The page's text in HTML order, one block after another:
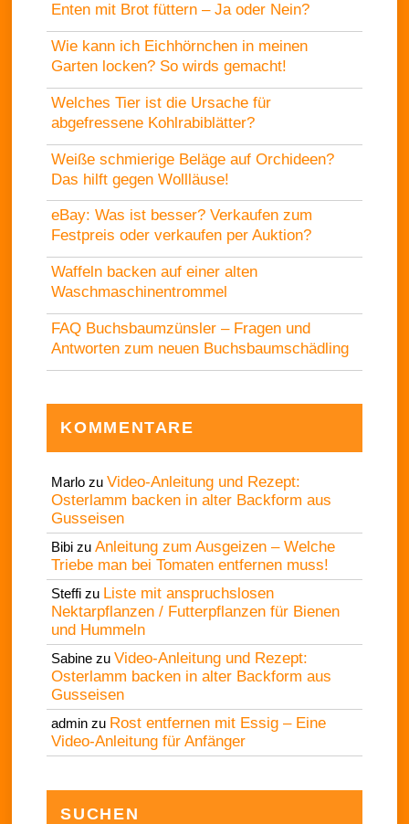
Enten mit Brot füttern – Ja oder Nein?
Wie kann ich Eichhörnchen in meinen
Garten locken? So wirds gemacht!
Welches Tier ist die Ursache für
abgefressene Kohlrabiblätter?
Weiße schmierige Beläge auf Orchideen?
Das hilft gegen Wollläuse!
eBay: Was ist besser? Verkaufen zum
Festpreis oder verkaufen per Auktion?
Waffeln backen auf einer alten
Waschmaschinentrommel
FAQ Buchsbaumzünsler – Fragen und
Antworten zum neuen Buchsbaumschädling
KOMMENTARE
Marlo zuVideo-Anleitung und Rezept:
Osterlamm backen in alter Backform aus
Gusseisen
Bibi zuAnleitung zum Ausgeizen – Welche
Triebe man bei Tomaten entfernen muss!
Steffi zu Liste mit anspruchslosen
Nektarpflanzen / Futterpflanzen für Bienen
und Hummeln
Sabine zuVideo-Anleitung und Rezept:
Osterlamm backen in alter Backform aus
Gusseisen
admin zu Rost entfernen mit Essig – Eine
Video-Anleitung für Anfänger
SUCHEN